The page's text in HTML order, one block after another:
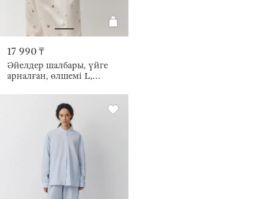
17 990 ₸
Әйелдер шалбары, үйге
арналған, өлшемі L,
Гүлдер, Roldia